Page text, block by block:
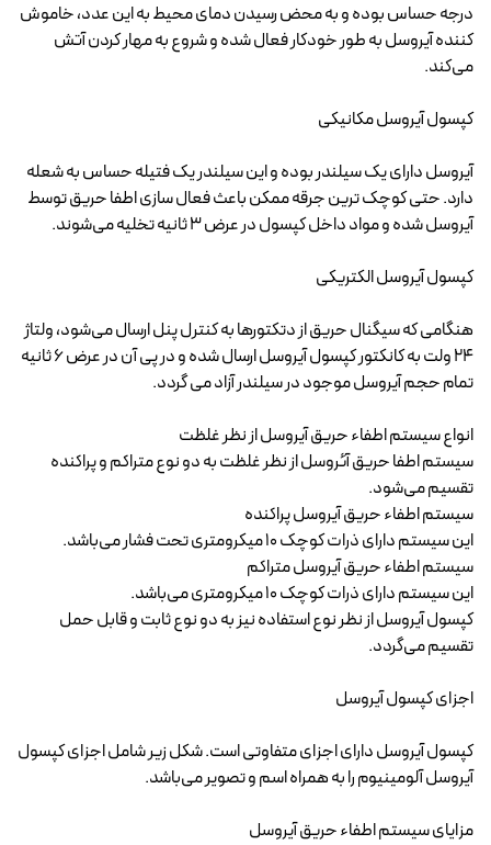
درجه حساس بوده و به محض رسیدن دمای محیط به این عدد، خاموش
کننده آیروسل به طور خودکار فعال شده و شروع به مهار کردن آتش
می‌کند.
کپسول آیروسل مکانیکی
آیروسل دارای یک سیلندر بوده و این سیلندر یک فتیله حساس به شعله
دارد. حتی کوچک ترین جرقه ممکن باعث فعال سازی اطفا حریق توسط
آیروسل شده و مواد داخل کپسول در عرض 3 ثانیه تخلیه می‌شوند.
کپسول آیروسل الکتریکی
هنگامی که سیگنال حریق از دتکتورها به کنترل پنل ارسال می‌شود، ولتاژ
24 ولت به کانکتور کپسول آیروسل ارسال شده و در پی آن در عرض 6 ثانیه
تمام حجم آیروسل موجود در سیلندر آزاد می گردد.
انواع سیستم اطفاء حریق آیروسل از نظر غلظت
سیستم اطفا حریق آئروسل از نظر غلظت به دو نوع متراکم و پراکنده
تقسیم می‌شود.
سیستم اطفاء حریق آیروسل پراکنده
این سیستم دارای ذرات کوچک 10 میکرومتری تحت فشار می‌باشد.
سیستم اطفاء حریق آیروسل متراکم
این سیستم دارای ذرات کوچک 10 میکرومتری می‌باشد.
کپسول آیروسل از نظر نوع استفاده نیز به دو نوع ثابت و قابل حمل
تقسیم می‌گردد.
اجزای کپسول آیروسل
کپسول آیروسل دارای اجزای متفاوتی است. شکل زیر شامل اجزای کپسول
آیروسل آلومینیوم را به همراه اسم و تصویر می‌باشد.
مزایای سیستم اطفاء حریق آیروسل